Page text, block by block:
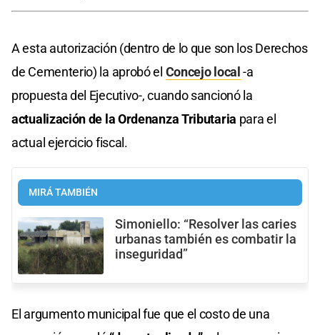
A esta autorización (dentro de lo que son los Derechos
de Cementerio) la aprobó el Concejo local -a
propuesta del Ejecutivo-, cuando sancionó la
actualización de la Ordenanza Tributaria para el
actual ejercicio fiscal.
MIRÁ TAMBIÉN
Simoniello: “Resolver las caries
urbanas también es combatir la
inseguridad”
El argumento municipal fue que el costo de una